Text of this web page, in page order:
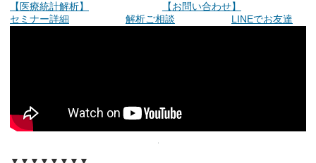
【医療統計解析】
【お問い合わせ】
セミナー詳細
解析ご相談 LINEでお友達